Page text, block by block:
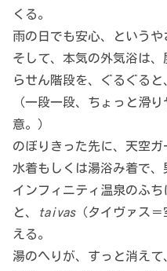
くる。
雨の日でも安心、というや
そして、本気の外気浴は、
らせん階段を、ぐるぐると
（一段一段、ちょっと滑
意。）
のぼりきった先に、天空ガ
水着もしくは湯浴み着で、
インフィニティ温泉のふ
と、
taivas（タイヴァス＝
える。
湯のへりが、すっと消えて